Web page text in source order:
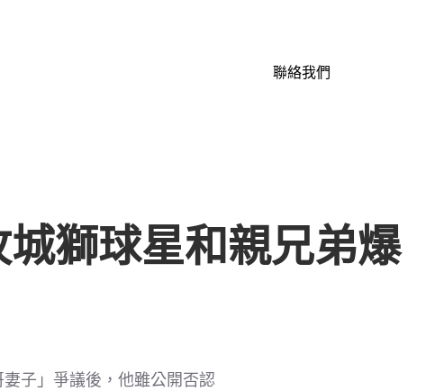
聯絡我們
獅球星和親兄弟爆
子」爭議後，他雖公開否認